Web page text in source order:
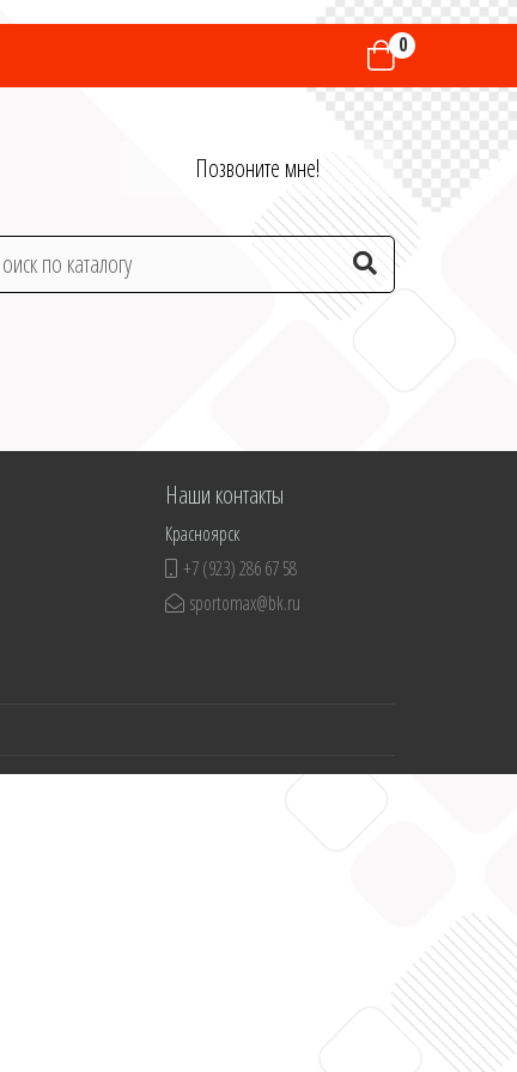
0
Позвоните мне!
Наши контакты
Красноярск
+7 (923) 286 67 58
sportomax@bk.ru